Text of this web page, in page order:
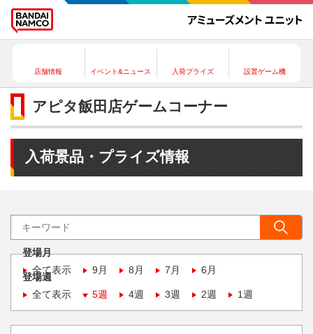
店舗情報 イベント&ニュース 入荷プライズ 設置ゲーム機
アピタ飯田店ゲームコーナー
入荷景品・プライズ情報
登場月
全て表示
9月 8月 7月 6月
登場週
全て表示
5週 4週 3週 2週 1週